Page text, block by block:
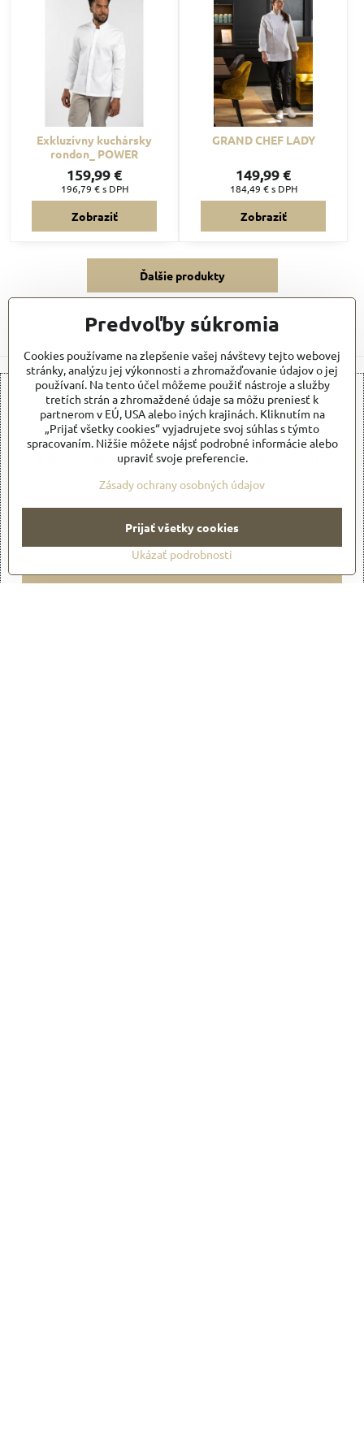
Exkluzívny kuchársky
rondon_ POWER
159,99 €
196,79 €s DPH
Zobraziť
GRAND CHEF LADY
149,99 €
184,49 €s DPH
Zobraziť
Ďalšie produkty
1 2 3 7
Externý obsah je blokovaný Voľbami súkromia
Prajete si načítať externý obsah?
Povoliť tentokrát
Predvoľby súkromia
Cookies používame na zlepšenie vašej návštevy tejto webovej
stránky, analýzu jej výkonnosti a zhromažďovanie údajov o jej
používaní. Na tento účel môžeme použiť nástroje a služby
tretích strán a zhromaždené údaje sa môžu preniesť k
partnerom v EÚ, USA alebo iných krajinách. Kliknutím na
„Prijať všetky cookies“ vyjadrujete svoj súhlas s týmto
spracovaním. Nižšie môžete nájsť podrobné informácie alebo
upraviť svoje preferencie.
Zásady ochrany osobných údajov
Ukázať podrobnosti
Prijať všetky cookies